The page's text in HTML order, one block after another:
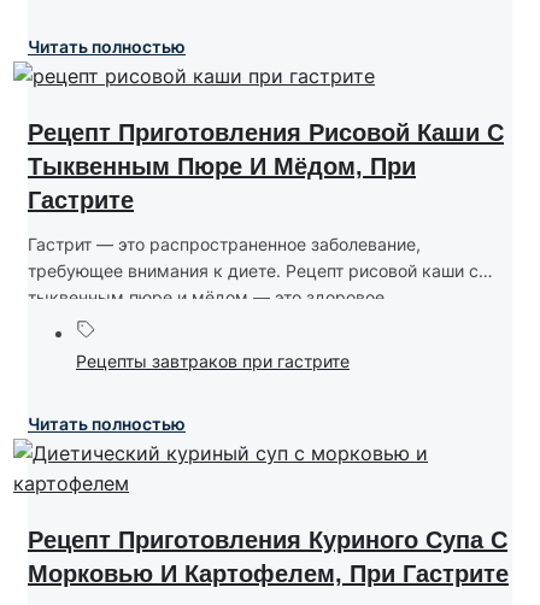
Читать полностью
Рецепт Приготовления Рисовой Каши С
Тыквенным Пюре И Мёдом, При
Гастрите
Гастрит — это распространенное заболевание,
требующее внимания к диете. Рецепт рисовой каши с
тыквенным пюре и мёдом — это здоровое...
Рецепты завтраков при гастрите
Читать полностью
Рецепт Приготовления Куриного Супа С
Морковью И Картофелем, При Гастрите